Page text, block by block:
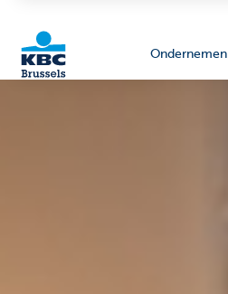
Ondernemen